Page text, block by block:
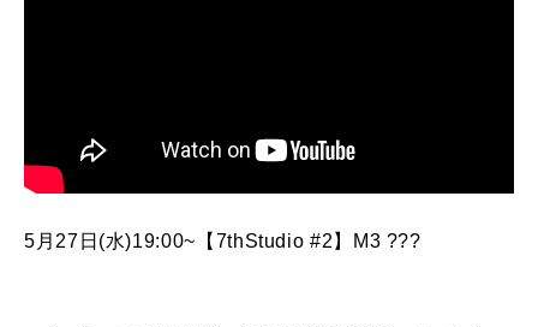
5月27日(水)19:00~【7thStudio #2】M3 ???